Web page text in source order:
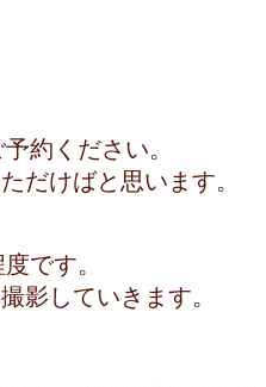
約ください。
だけばと思います。
です。
影していきます。